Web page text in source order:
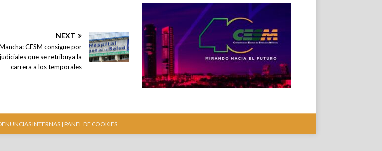
NEXT
CESM consigue por
que se retribuya la
carrera a los temporales
INTERNAS | PANEL DE COOKIES